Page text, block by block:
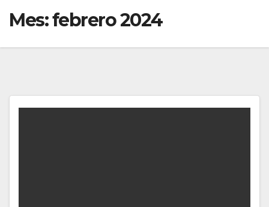
Mes:febrero 2024